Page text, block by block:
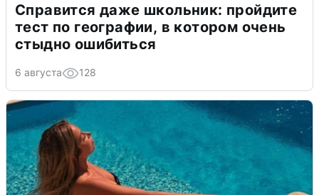
Справится даже школьник: пройдите
тест по географии, в котором очень
стыдно ошибиться
6 августа 128